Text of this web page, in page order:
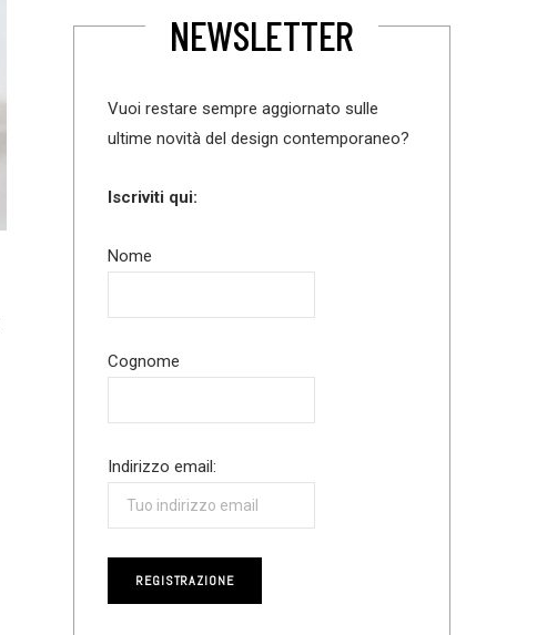
NEWSLETTER
Vuoi restare sempre aggiornato sulle
ultime novità del design contemporaneo?
Iscriviti qui:
Nome
Cognome
Indirizzo email: